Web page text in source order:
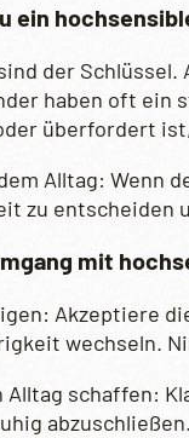
ein
der
haben oft ein
überfordert
Alltag: Wenn
zu entscheiden
mit
Akzeptiere
wechseln.
schaffen:
abzuschließen.